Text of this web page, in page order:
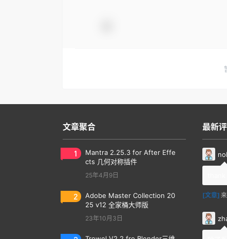
文章聚合
1
Mantra 2.25.3 for After Effe
cts 几何对称插件
25年4月9日
2
Adobe Master Collection 20
25 v12 全家桶大师版
23年10月3日
最新
[文章]